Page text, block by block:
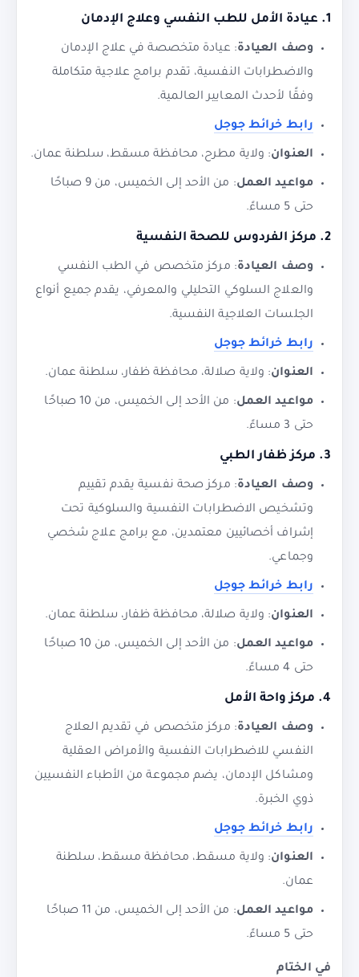
1. عيادة الأمل للطب النفسي وعلاج الإدمان
وصف العيادة: عيادة متخصصة في علاج الإدمان
والاضطرابات النفسية، تقدم برامج علاجية متكاملة
وفقًا لأحدث المعايير العالمية.
رابط خرائط جوجل
العنوان: ولاية مطرح، محافظة مسقط، سلطنة عمان.
مواعيد العمل
: من الأحد إلى الخميس، من 9 صباحًا
حتى 5 مساءً.
2. مركز الفردوس للصحة النفسية
وصف العيادة: مركز متخصص في الطب النفسي
والعلاج السلوكي التحليلي والمعرفي، يقدم جميع أنواع
الجلسات العلاجية النفسية.
رابط خرائط جوجل
العنوان: ولاية صلالة، محافظة ظفار، سلطنة عمان.
مواعيد العمل
: من الأحد إلى الخميس، من 10 صباحًا
حتى 3 مساءً.
3. مركز ظفار الطبي
وصف العيادة: مركز صحة نفسية يقدم تقييم
وتشخيص الاضطرابات النفسية والسلوكية تحت
إشراف أخصائيين معتمدين، مع برامج علاج شخصي
وجماعي.
رابط خرائط جوجل
العنوان: ولاية صلالة، محافظة ظفار، سلطنة عمان.
مواعيد العمل
: من الأحد إلى الخميس، من 10 صباحًا
حتى 4 مساءً.
4. مركز واحة الأمل
وصف العيادة: مركز متخصص في تقديم العلاج
النفسي للاضطرابات النفسية والأمراض العقلية
ومشاكل الإدمان، يضم مجموعة من الأطباء النفسيين
ذوي الخبرة.
رابط خرائط جوجل
العنوان: ولاية مسقط، محافظة مسقط، سلطنة
عمان.
مواعيد العمل
: من الأحد إلى الخميس، من 11 صباحًا
حتى 5 مساءً.
في الختام